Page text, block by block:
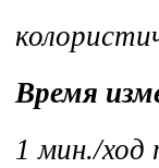
Время
1 мин./ход